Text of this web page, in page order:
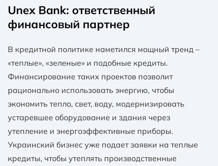
Unex Bank: ответственный
финансовый партнер
В кредитной политике наметился мощный тренд –
«теплые», «зеленые» и подобные кредиты.
Финансирование таких проектов позволит
рационально использовать энергию, чтобы
экономить тепло, свет, воду, модернизировать
устаревшее оборудование и здания через
утепление и энергоэффективные приборы.
Украинский бизнес уже подает заявки на теплые
кредиты, чтобы утеплять производственные